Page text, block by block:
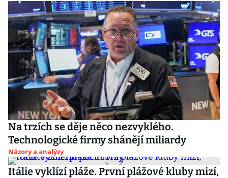
Na trzích se děje něco nezvyklého.
Technologické firmy shánějí miliardy
Názory a analýzy
Itálie vyklízí pláže. První plážové kluby mizí,